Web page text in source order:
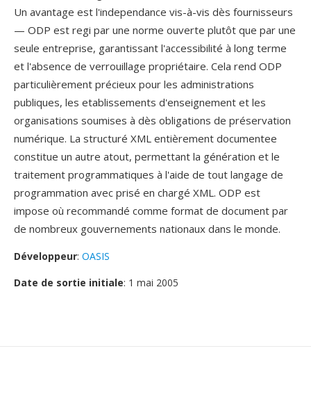
Un avantage est l'independance vis-à-vis dès fournisseurs
— ODP est regi par une norme ouverte plutôt que par une
seule entreprise, garantissant l'accessibilité à long terme
et l'absence de verrouillage propriétaire. Cela rend ODP
particulièrement précieux pour les administrations
publiques, les etablissements d'enseignement et les
organisations soumises à dès obligations de préservation
numérique. La structuré XML entièrement documentee
constitue un autre atout, permettant la génération et le
traitement programmatiques à l'aide de tout langage de
programmation avec prisé en chargé XML. ODP est
impose où recommandé comme format de document par
de nombreux gouvernements nationaux dans le monde.
Développeur: OASIS
Date de sortie initiale: 1 mai 2005